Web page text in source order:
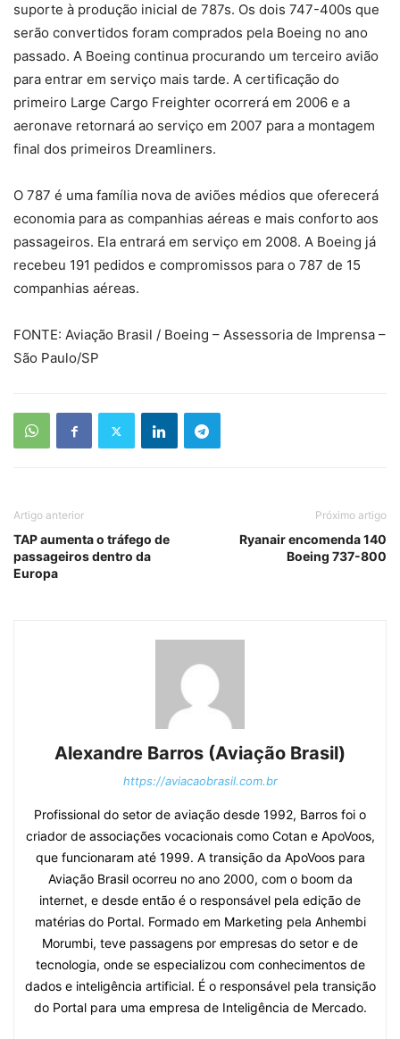
suporte à produção inicial de 787s. Os dois 747-400s que
serão convertidos foram comprados pela Boeing no ano
passado. A Boeing continua procurando um terceiro avião
para entrar em serviço mais tarde. A certificação do
primeiro Large Cargo Freighter ocorrerá em 2006 e a
aeronave retornará ao serviço em 2007 para a montagem
final dos primeiros Dreamliners.
O 787 é uma família nova de aviões médios que oferecerá
economia para as companhias aéreas e mais conforto aos
passageiros. Ela entrará em serviço em 2008. A Boeing já
recebeu 191 pedidos e compromissos para o 787 de 15
companhias aéreas.
FONTE: Aviação Brasil / Boeing – Assessoria de Imprensa –
São Paulo/SP
Artigo anterior
TAP aumenta o tráfego de
passageiros dentro da
Europa
Próximo artigo
Ryanair encomenda 140
Boeing 737-800
Alexandre Barros (Aviação Brasil)
https://aviacaobrasil.com.br
Profissional do setor de aviação desde 1992, Barros foi o
criador de associações vocacionais como Cotan e ApoVoos,
que funcionaram até 1999. A transição da ApoVoos para
Aviação Brasil ocorreu no ano 2000, com o boom da
internet, e desde então é o responsável pela edição de
matérias do Portal. Formado em Marketing pela Anhembi
Morumbi, teve passagens por empresas do setor e de
tecnologia, onde se especializou com conhecimentos de
dados e inteligência artificial. É o responsável pela transição
do Portal para uma empresa de Inteligência de Mercado.